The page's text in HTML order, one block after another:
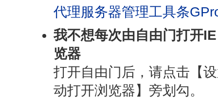
代理服务器管理工具条
我不想每次由自由门打开
览器
打开自由门后，请点击【
动打开浏览器】旁划勾。